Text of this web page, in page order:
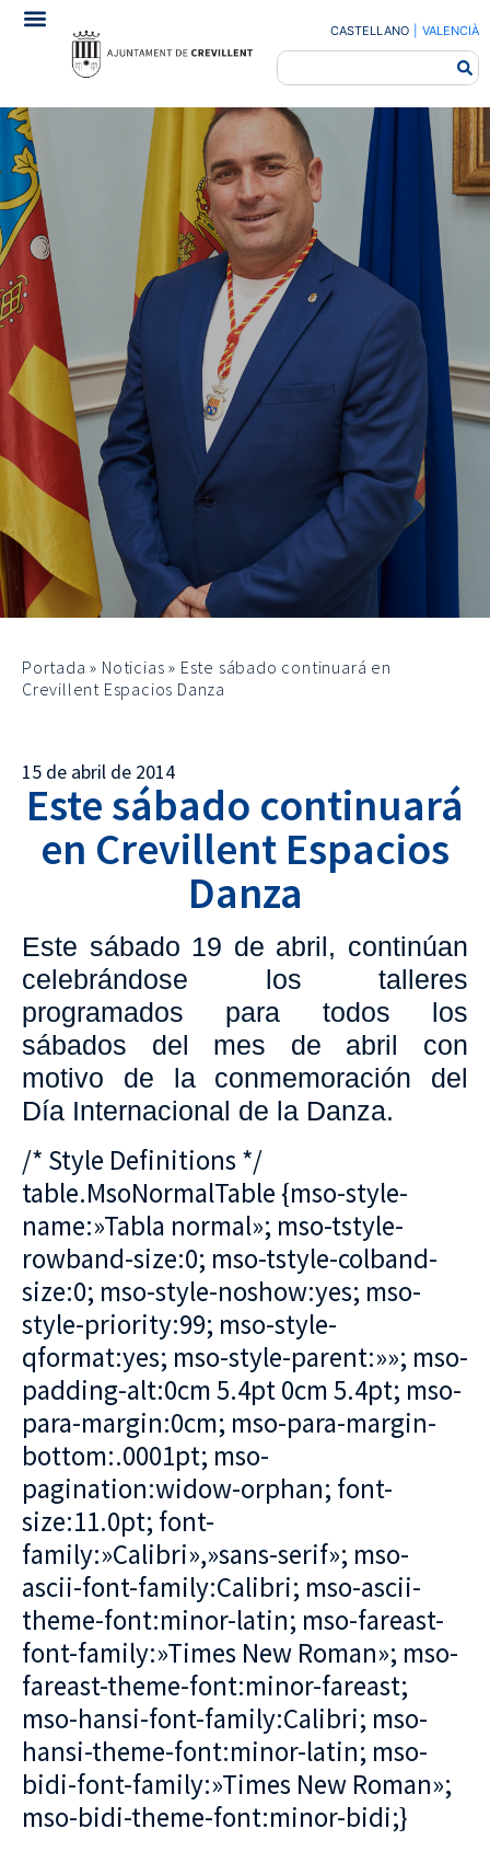
CASTELLANO VALENCIÀ
Portada » Noticias » Este sábado continuará en
Crevillent Espacios Danza
15 de abril de 2014
Este sábado continuará
en Crevillent Espacios
Danza
Este sábado 19 de abril, continúan
celebrándose los talleres
programados para todos los
sábados del mes de abril con
motivo de la conmemoración del
Día Internacional de la Danza.
/* Style Definitions */
table.MsoNormalTable {mso-style-
name:»Tabla normal»; mso-tstyle-
rowband-size:0; mso-tstyle-colband-
size:0; mso-style-noshow:yes; mso-
style-priority:99; mso-style-
qformat:yes; mso-style-parent:»»; mso-
padding-alt:0cm 5.4pt 0cm 5.4pt; mso-
para-margin:0cm; mso-para-margin-
bottom:.0001pt; mso-
pagination:widow-orphan; font-
size:11.0pt; font-
family:»Calibri»,»sans-serif»; mso-
ascii-font-family:Calibri; mso-ascii-
theme-font:minor-latin; mso-fareast-
font-family:»Times New Roman»; mso-
fareast-theme-font:minor-fareast;
mso-hansi-font-family:Calibri; mso-
hansi-theme-font:minor-latin; mso-
bidi-font-family:»Times New Roman»;
mso-bidi-theme-font:minor-bidi;}